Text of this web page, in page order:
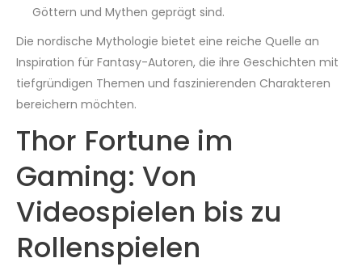
Göttern und Mythen geprägt sind.
Die nordische Mythologie bietet eine reiche Quelle an
Inspiration für Fantasy-Autoren, die ihre Geschichten mit
tiefgründigen Themen und faszinierenden Charakteren
bereichern möchten.
Thor Fortune im
Gaming: Von
Videospielen bis zu
Rollenspielen